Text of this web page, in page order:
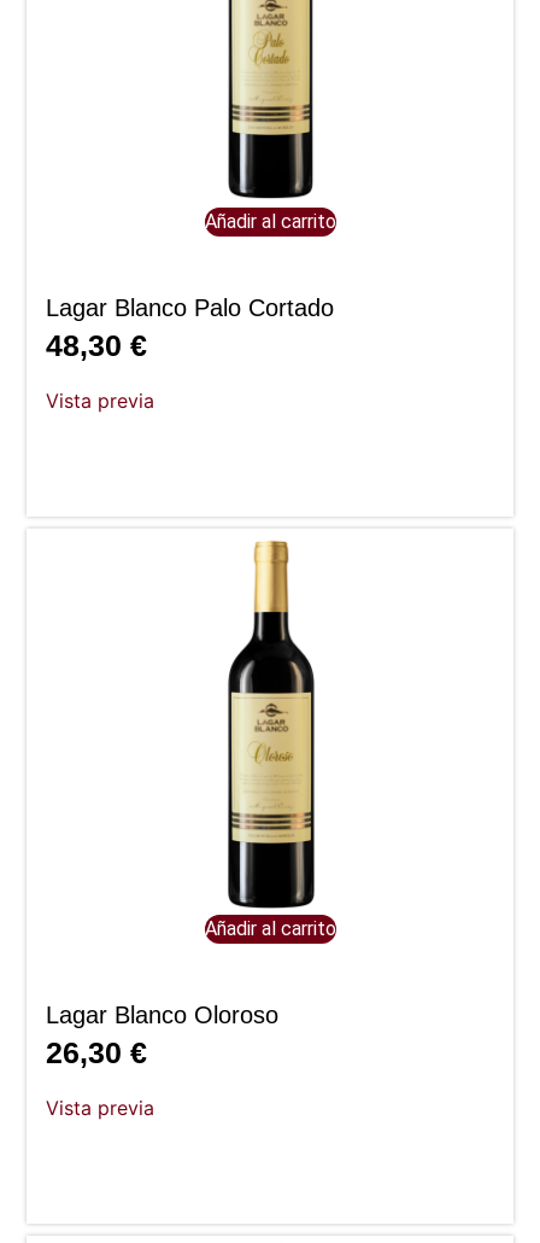
Añadir al carrito
Lagar Blanco Palo Cortado
48,30€
Vista previa
Añadir al carrito
Lagar Blanco Oloroso
26,30€
Vista previa